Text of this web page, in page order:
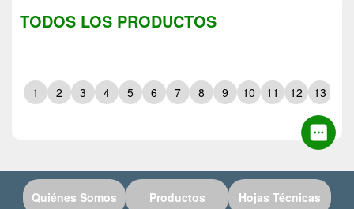
TODOS LOS PRODUCTOS
1 2 3 4 5 6 7 8 9 10 11 12 13
Quiénes Somos Productos Hojas Técnicas